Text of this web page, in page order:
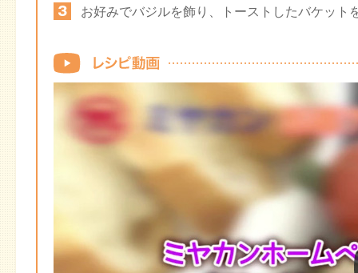
お好みでバジルを飾り、トーストしたバケット